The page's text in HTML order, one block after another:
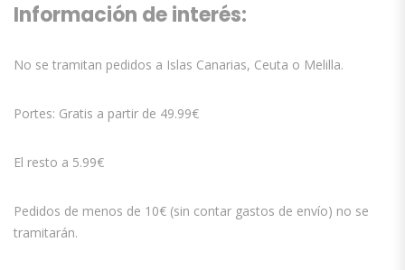
Información de interés:
No se tramitan pedidos a Islas Canarias, Ceuta o Melilla.
Portes: Gratis a partir de 49.99€
El resto a 5.99€
Pedidos de menos de 10€ (sin contar gastos de envío) no se
tramitarán.